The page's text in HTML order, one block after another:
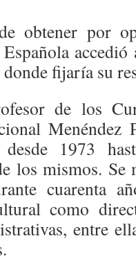
obtener por
donde fijaría su
de los
Menéndez
1973
los mismos. Se
cuarenta
como
entre